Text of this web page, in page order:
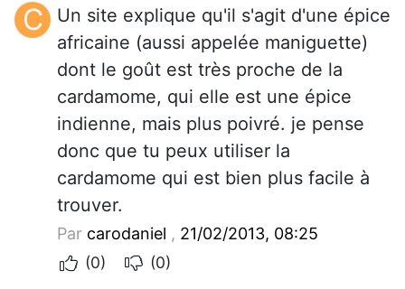
C
Un site explique qu'il s'agit d'une épice
africaine (aussi appelée maniguette)
dont le goût est très proche de la
cardamome, qui elle est une épice
indienne, mais plus poivré. je pense
donc que tu peux utiliser la
cardamome qui est bien plus facile à
trouver.
Par carodaniel , 21/02/2013, 08:25
(0)
(0)